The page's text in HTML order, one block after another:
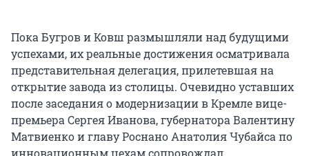
Пока Бугров и Ковш размышляли над будущими
успехами, их реальные достижения осматривала
представительная делегация, прилетевшая на
открытие завода из столицы. Очевидно уставших
после заседания о модернизации в Кремле вице-
премьера Сергея Иванова, губернатора Валентину
Матвиенко и главу Роснано Анатолия Чубайса по
инновационным цехам сопровождал